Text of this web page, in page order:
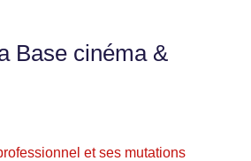
Base cinéma &
et ses mutations